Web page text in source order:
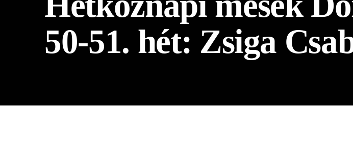
BÚCSÚZIK A MEX RÁDIÓ - MEX BÚCSÚ BESZÉDE
50-51. hét: Zsiga